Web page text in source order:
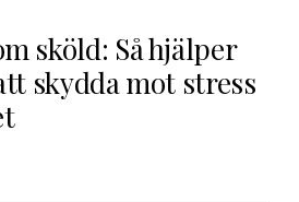
sköld: Så hjälper
skydda mot stress